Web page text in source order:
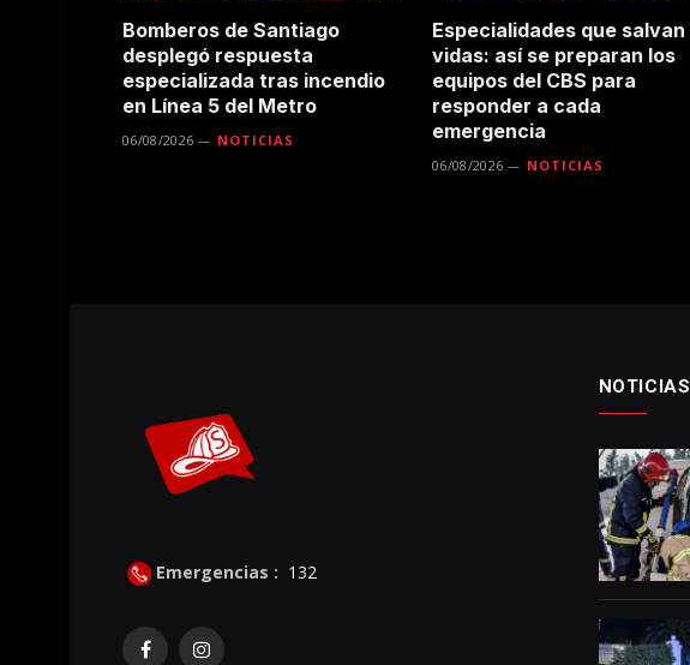
Bomberos de Santiago
desplegó respuesta
especializada tras incendio
en Línea 5 del Metro
06/08/2026 NOTICIAS
Especialidades que salvan
vidas: así se preparan los
equipos del CBS para
responder a cada
emergencia
06/08/2026 NOTICIAS
Emergencias : 132
FacebookInstagram
NOTICIAS